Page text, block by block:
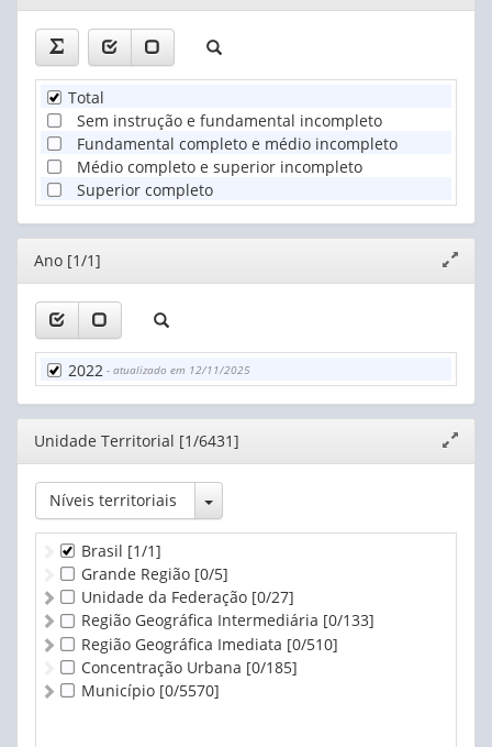
70 a 74 anos
75 a 79 anos
80 anos ou mais
Total
Sem instrução e fundamental incompleto
Fundamental completo e médio incompleto
Médio completo e superior incompleto
Superior completo
Editor
janela
Ano [1/1]
2022 - atualizado em 12/11/2025
Editor
janela
Unidade Territorial [1/6431]
Níveis territoriais Toggle Dropdown
Brasil [1/1]
Grande Região [0/5]
Unidade da Federação [0/27]
Região Geográfica Intermediária [0/133]
Região Geográfica Imediata [0/510]
Concentração Urbana [0/185]
Município [0/5570]